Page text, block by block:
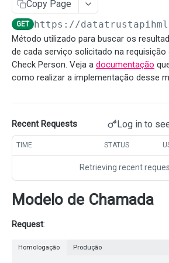
Solicitar Super API
Consultar Super API
BACKGROUNDCHECK
BackgroundCheck
Solicitar Background Check Person
Consultar resultados do
Consultar resultados do
Company
Webhook Background Check
Consultar um Score existente na
Copy Page
GET https://
Método utilizado para buscar os
de cada serviço solicitado na requisição
Check Person. Veja a documentação
como realizar a implementação desse
Recent Requests Log in to
TIME STATUS
Retrieving recent
Modelo de Chamada
Request:
Homologação Produção